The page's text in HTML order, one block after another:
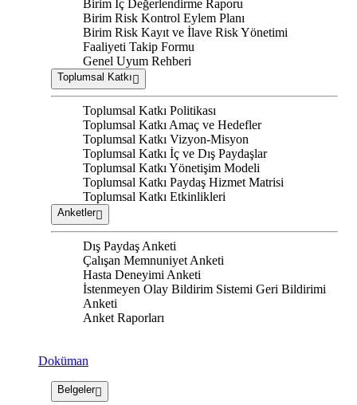
Birim İç Değerlendirme Raporu
Birim Risk Kontrol Eylem Planı
Birim Risk Kayıt ve İlave Risk Yönetimi
Faaliyeti Takip Formu
Genel Uyum Rehberi
Toplumsal Katkı
Toplumsal Katkı Politikası
Toplumsal Katkı Amaç ve Hedefler
Toplumsal Katkı Vizyon-Misyon
Toplumsal Katkı İç ve Dış Paydaşlar
Toplumsal Katkı Yönetişim Modeli
Toplumsal Katkı Paydaş Hizmet Matrisi
Toplumsal Katkı Etkinlikleri
Anketler
Dış Paydaş Anketi
Çalışan Memnuniyet Anketi
Hasta Deneyimi Anketi
İstenmeyen Olay Bildirim Sistemi Geri Bildirimi
Anketi
Anket Raporları
Doküman
Belgeler